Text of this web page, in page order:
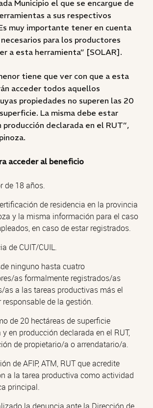
Municipio el que se encargue de
a sus respectivos
muy importante tener en cuenta
para los productores
a esta herramienta” [SOLAR].
tiene que ver con que a esta
acceder todos aquellos
propiedades no superen las 20
La misma debe estar
producción declarada en el RUT”,
acceder al beneficio
de 18 años.
de residencia en la provincia
y la misma información para el caso
en caso de estar registrados.
de CUIT/CUIL.
ninguno hasta cuatro
as formalmente registrados/as
as a las tareas productivas más el
responsable de la gestión.
de 20 hectáreas de superficie
en producción declarada en el RUT,
de propietario/a o arrendatario/a.
de AFIP, ATM, RUT que acredite
a la tarea productiva como actividad
principal.